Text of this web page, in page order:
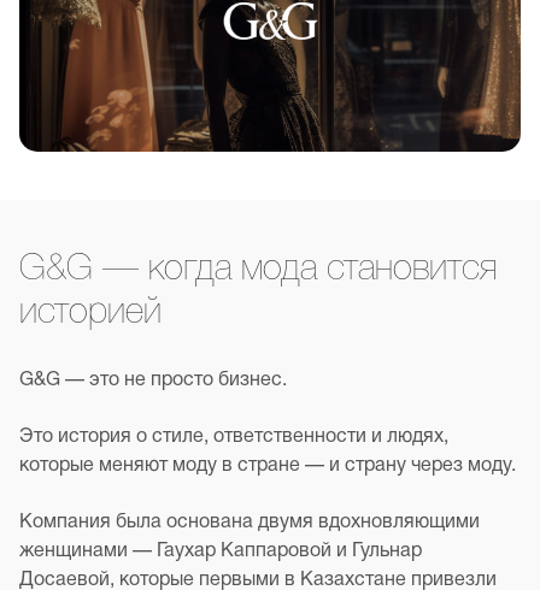
G&G — когда мода становится
историей
G&G — это не просто бизнес.
Это история о стиле, ответственности и людях,
которые меняют моду в стране — и страну через моду.
Компания была основана двумя вдохновляющими
женщинами — Гаухар Каппаровой и Гульнар
Досаевой, которые первыми в Казахстане привезли